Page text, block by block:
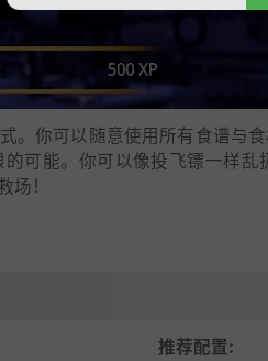
。你可以随意使用所有食谱与
可能。你可以像投飞镖一样
！
推荐配置: